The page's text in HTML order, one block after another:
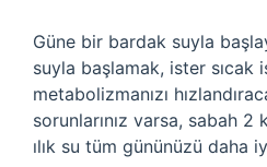
Güne bir bardak suyla
suyla başlamak, ister sıcak
metabolizmanızı
sorunlarınız varsa, sabah
ılık su tüm gününüzü daha